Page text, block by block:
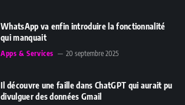
WhatsApp va enfin introduire la fonctionnalité
qui manquait
Apps & Services 20 septembre 2025
Il découvre une faille dans ChatGPT qui aurait pu
divulguer des données Gmail